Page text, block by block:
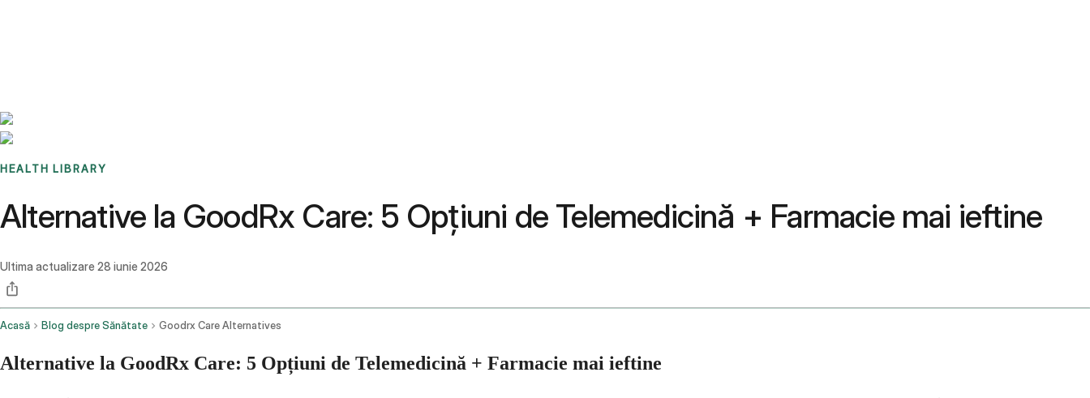
HEALTH LIBRARY
Alternative la GoodRx Care: 5 Opțiuni de Telemedicină + Farmacie mai ieftine
Ultima actualizare 28 iunie 2026
Acasă Blog despre Sănătate Goodrx Care Alternatives
Alternative la GoodRx Care: 5 Opțiuni de Telemedicină + Farmacie mai ieftine